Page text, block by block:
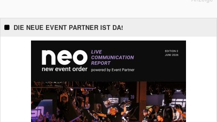
DIE NEUE EVENT PARTNER IST DA!